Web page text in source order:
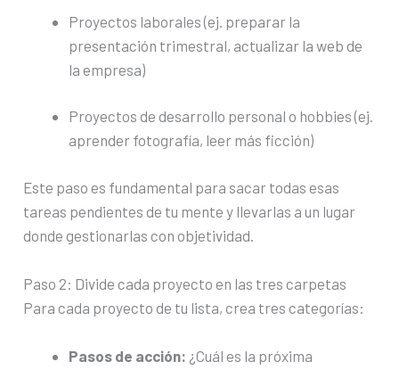
Proyectos laborales (ej. preparar la
presentación trimestral, actualizar la web de
la empresa)
Proyectos de desarrollo personal o hobbies (ej.
aprender fotografía, leer más ficción)
Este paso es fundamental para sacar todas esas
tareas pendientes de tu mente y llevarlas a un lugar
donde gestionarlas con objetividad.
Paso 2: Divide cada proyecto en las tres carpetas
Para cada proyecto de tu lista, crea tres categorías:
Pasos de acción: ¿Cuál es la próxima